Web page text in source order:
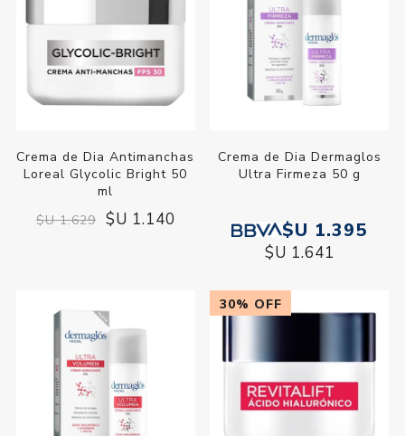
Crema de Dia Antimanchas
Loreal Glycolic Bright 50
ml
$U 1.629 $U 1.140
Crema de Dia Dermaglos
Ultra Firmeza 50 g
$U 1.395
$U 1.641
30% OFF